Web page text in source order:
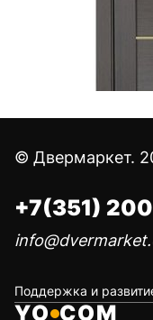
© Двермаркет.
+7(351)
Поддержка и
YO COM